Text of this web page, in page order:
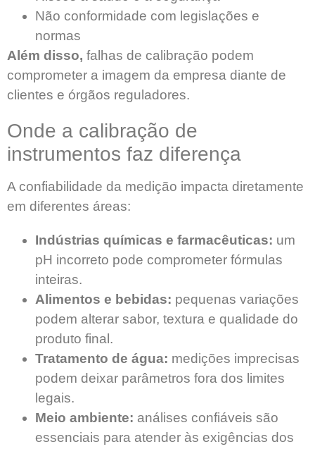
Não conformidade com legislações e
normas
Além disso, falhas de calibração podem
comprometer a imagem da empresa diante de
clientes e órgãos reguladores.
Onde a calibração de
instrumentos faz diferença
A confiabilidade da medição impacta diretamente
em diferentes áreas:
Indústrias químicas e farmacêuticas: um
pH incorreto pode comprometer fórmulas
inteiras.
Alimentos e bebidas: pequenas variações
podem alterar sabor, textura e qualidade do
produto final.
Tratamento de água: medições imprecisas
podem deixar parâmetros fora dos limites
legais.
Meio ambiente: análises confiáveis são
essenciais para atender às exigências dos